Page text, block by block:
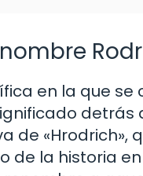
en la que se
detrás
de «Hrodrich»,
de la historia